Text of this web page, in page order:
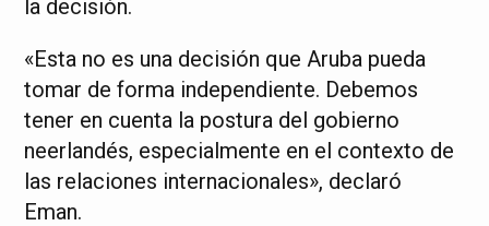
la decisión.
«Esta no es una decisión que Aruba pueda
tomar de forma independiente. Debemos
tener en cuenta la postura del gobierno
neerlandés, especialmente en el contexto de
las relaciones internacionales», declaró
Eman.